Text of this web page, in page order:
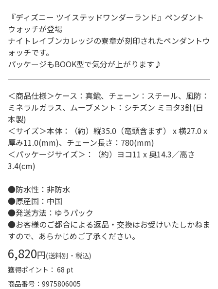
『ディズニー ツイステッドワンダーランド』ペンダント
ウォッチが登場
ナイトレイブンカレッジの寮章が刻印されたペンダントウ
ォッチです。
パッケージもBOOK型で気分が上がります♪
＜商品仕様＞ケース：真鍮、チェーン：スチール、風防：
ミネラルガラス、ムーブメント：シチズン ミヨタ3針(日
本製)
＜サイズ＞本体：（約）縦35.0（竜頭含まず） x 横27.0 x
厚み11.0(mm)、チェーン長さ：780(mm)
＜パッケージサイズ＞：（約）ヨコ11 x 奥14.3／高さ
3.4(cm)
●防水性：非防水
●原産国：中国
●発送方法：ゆうパック
●お客様のご都合による返品・交換はお受けいたしかねま
すので、あらかじめご了承ください。
6,820円(送料別・税込)
獲得ポイント： 68 pt
商品番号
9975806005